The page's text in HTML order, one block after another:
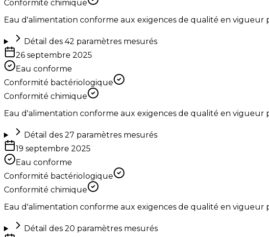
Conformité chimique
Eau d'alimentation conforme aux exigences de qualité en vigueur
Détail des 42 paramètres mesurés
26 septembre 2025
Eau conforme
Conformité bactériologique
Conformité chimique
Eau d'alimentation conforme aux exigences de qualité en vigueur
Détail des 27 paramètres mesurés
19 septembre 2025
Eau conforme
Conformité bactériologique
Conformité chimique
Eau d'alimentation conforme aux exigences de qualité en vigueur
Détail des 20 paramètres mesurés